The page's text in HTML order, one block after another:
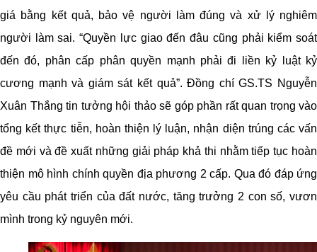
giá bằng kết quả, bảo vệ người làm đúng và xử lý nghiêm
người làm sai. “Quyền lực giao đến đâu cũng phải kiểm soát
đến đó, phân cấp phân quyền mạnh phải đi liền kỷ luật kỷ
cương mạnh và giám sát kết quả”. Đồng chí GS.TS Nguyễn
Xuân Thắng tin tưởng hội thảo sẽ góp phần rất quan trọng vào
tổng kết thực tiễn, hoàn thiện lý luận, nhận diện trúng các vấn
đề mới và đề xuất những giải pháp khả thi nhằm tiếp tục hoàn
thiện mô hình chính quyền địa phương 2 cấp. Qua đó đáp ứng
yêu cầu phát triển của đất nước, tăng trưởng 2 con số, vươn
mình trong kỷ nguyên mới.